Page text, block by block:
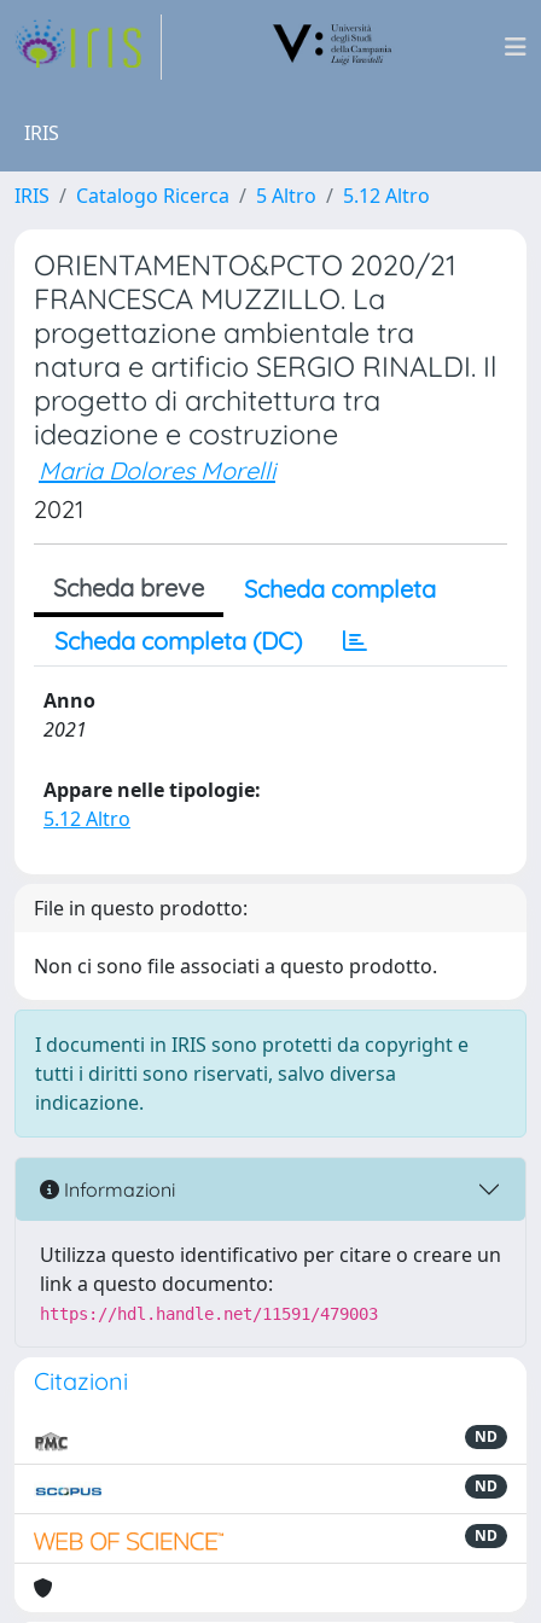
IRIS
IRIS Catalogo Ricerca 5 Altro 5.12 Altro
ORIENTAMENTO&PCTO 2020/21
FRANCESCA MUZZILLO. La
progettazione ambientale tra
natura e artificio SERGIO RINALDI. Il
progetto di architettura tra
ideazione e costruzione
Maria Dolores Morelli
2021
Scheda breve
Scheda completa
Scheda completa (DC)
Anno
2021
Appare nelle tipologie:
5.12 Altro
File in questo prodotto:
Non ci sono file associati a questo prodotto.
I documenti in IRIS sono protetti da copyright e
tutti i diritti sono riservati, salvo diversa
indicazione.
Informazioni
Utilizza questo identificativo per citare o creare un
link a questo documento:
https://hdl.handle.net/11591/479003
Citazioni
ND
ND
ND